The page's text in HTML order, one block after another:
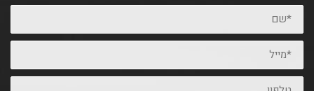
*שם
*מייל
טלפון